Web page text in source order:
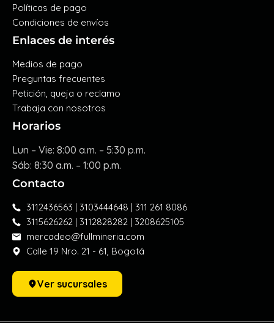
Políticas de pago
Condiciones de envíos
Enlaces de interés
Medios de pago
Preguntas frecuentes
Petición, queja o reclamo
Trabaja con nosotros
Horarios
Lun – Vie: 8:00 a.m. – 5:30 p.m.
Sáb: 8:30 a.m. – 1:00 p.m.
Contacto
3112436563 | 3103444648 | 311 261 8086
3115626262 | 3112828282 | 3208625105
mercadeo@fullmineria.com
Calle 19 Nro. 21 - 61, Bogotá
Ver sucursales